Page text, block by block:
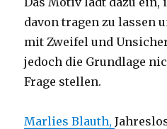
davon tragen zu lassen
mit Zweifel und
jedoch die Grundlage
Frage stellen.
Marlies Blauth,